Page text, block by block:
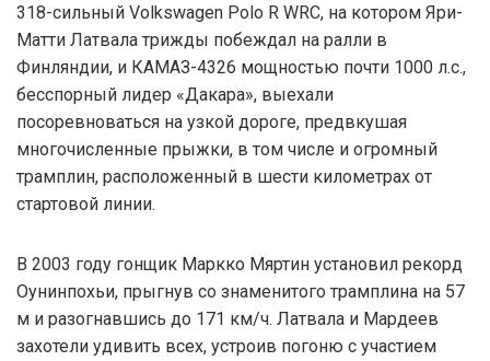
318-сильный Volkswagen Polo R WRC, на котором Яри-
Матти Латвала трижды побеждал на ралли в
Финляндии, и КАМАЗ-4326 мощностью почти 1000 л.с.,
бесспорный лидер «Дакара», выехали
посоревноваться на узкой дороге, предвкушая
многочисленные прыжки, в том числе и огромный
трамплин, расположенный в шести километрах от
стартовой линии.
В 2003 году гонщик Маркко Мяртин установил рекорд
Оунинпохьи, прыгнув со знаменитого трамплина на 57
м и разогнавшись до 171 км/ч. Латвала и Мардеев
захотели удивить всех, устроив погоню с участием